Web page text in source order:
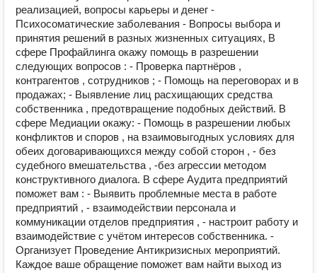
реализацией, вопросы карьеры и денег -
Психосоматические заболевания - Вопросы выбора и
принятия решений в разных жизненных ситуациях, В
сфере Профайлинга окажу помощь в разрешении
следующих вопросов : - Проверка партнёров ,
контрагентов , сотрудников ; - Помощь на переговорах и в
продажах; - Выявление лиц расхищающих средства
собственника , предотвращение подобных действий. В
сфере Медиации окажу: - Помощь в разрешении любых
конфликтов и споров , на взаимовыгодных условиях для
обеих договаривающихся между собой сторон , - без
судебного вмешательства , -без агрессии методом
конструктивного диалога. В сфере Аудита предприятий
поможет вам : - Выявить проблемные места в работе
предприятий , - взаимодействии персонала и
коммуникации отделов предприятия , - настроит работу и
взаимодействие с учётом интересов собственника. -
Организует Проведение Антикризисных мероприятий.
Каждое ваше обращение поможет вам найти выход из